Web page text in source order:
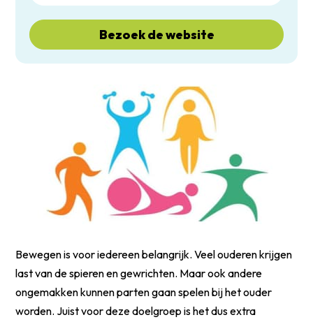
Bewegen is voor iedereen belangrijk. Veel ouderen krijgen
last van de spieren en gewrichten. Maar ook andere
ongemakken kunnen parten gaan spelen bij het ouder
worden. Juist voor deze doelgroep is het dus extra
Bezoek de website